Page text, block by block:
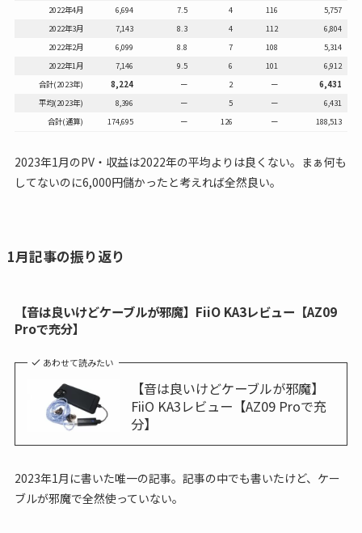
2022年4月
6,694 7.5 4 116
5,757
2022年3月
7,143 8.3 4 112
6,804
2022年2月
6,099 8.8 7 108
5,314
2022年1月
7,146 9.5 6 101
6,912
合計(2023年)
8,224 ー 2 ー
6,431
平均(2023年)
8,396 ー 5 ー
6,431
合計(通算)
174,695 ー 126 ー 188,513
2023年1月のPV・収益は2022年の平均よりは良くない。まぁ何も
してないのに6,000円儲かったと考えれば全然良い。
1月記事の振り返り
【音は良いけどケーブルが邪魔】FiiO KA3レビュー【AZ09
Proで充分】
あわせて読みたい
【音は良いけどケーブルが邪魔】
FiiO KA3レビュー【AZ09 Proで充
分】
2023年1月に書いた唯一の記事。記事の中でも書いたけど、ケー
ブルが邪魔で全然使っていない。